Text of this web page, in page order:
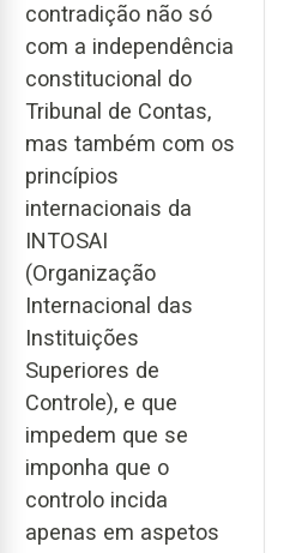
contradição não só
com a independência
constitucional do
Tribunal de Contas,
mas também com os
princípios
internacionais da
INTOSAI
(Organização
Internacional das
Instituições
Superiores de
Controle), e que
impedem que se
imponha que o
controlo incida
apenas em aspetos